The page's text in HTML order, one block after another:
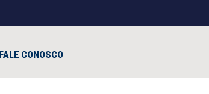
FALE CONOSCO